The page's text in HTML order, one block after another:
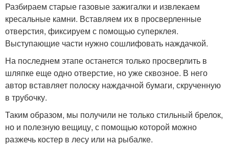
Разбираем старые газовые зажигалки и извлекаем
кресальные камни. Вставляем их в просверленные
отверстия, фиксируем с помощью суперклея.
Выступающие части нужно сошлифовать наждачкой.
На последнем этапе останется только просверлить в
шляпке еще одно отверстие, но уже сквозное. В него
автор вставляет полоску наждачной бумаги, скрученную
в трубочку.
Таким образом, мы получили не только стильный брелок,
но и полезную вещицу, с помощью которой можно
разжечь костер в лесу или на рыбалке.